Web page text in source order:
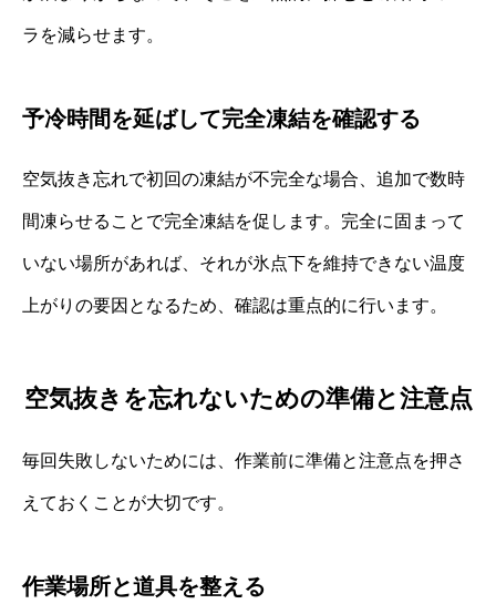
ラを減らせます。
予冷時間を延ばして完全凍結を確認する
空気抜き忘れで初回の凍結が不完全な場合、追加で数時
間凍らせることで完全凍結を促します。完全に固まって
いない場所があれば、それが氷点下を維持できない温度
上がりの要因となるため、確認は重点的に行います。
空気抜きを忘れないための準備と注意点
毎回失敗しないためには、作業前に準備と注意点を押さ
えておくことが大切です。
作業場所と道具を整える